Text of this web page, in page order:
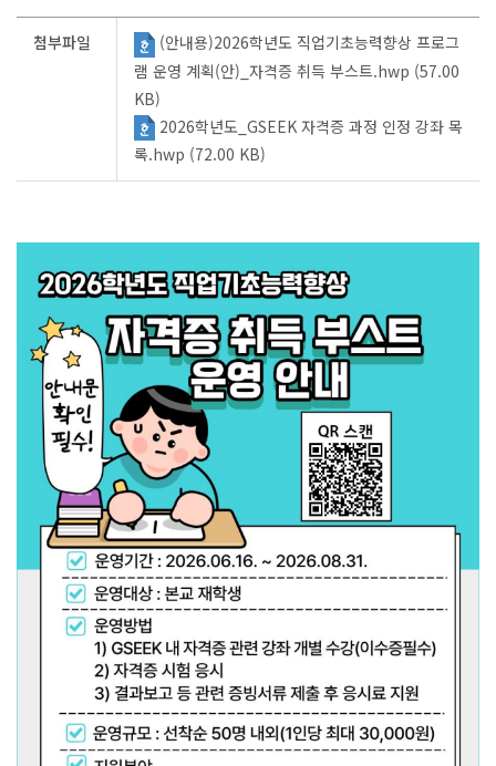
첨부파일
(안내용)2026학년도 직업기초능력향상 프로그
램 운영 계획(안)_자격증 취득 부스트.hwp (57.00
KB)
2026학년도_GSEEK 자격증 과정 인정 강좌 목
록.hwp (72.00 KB)